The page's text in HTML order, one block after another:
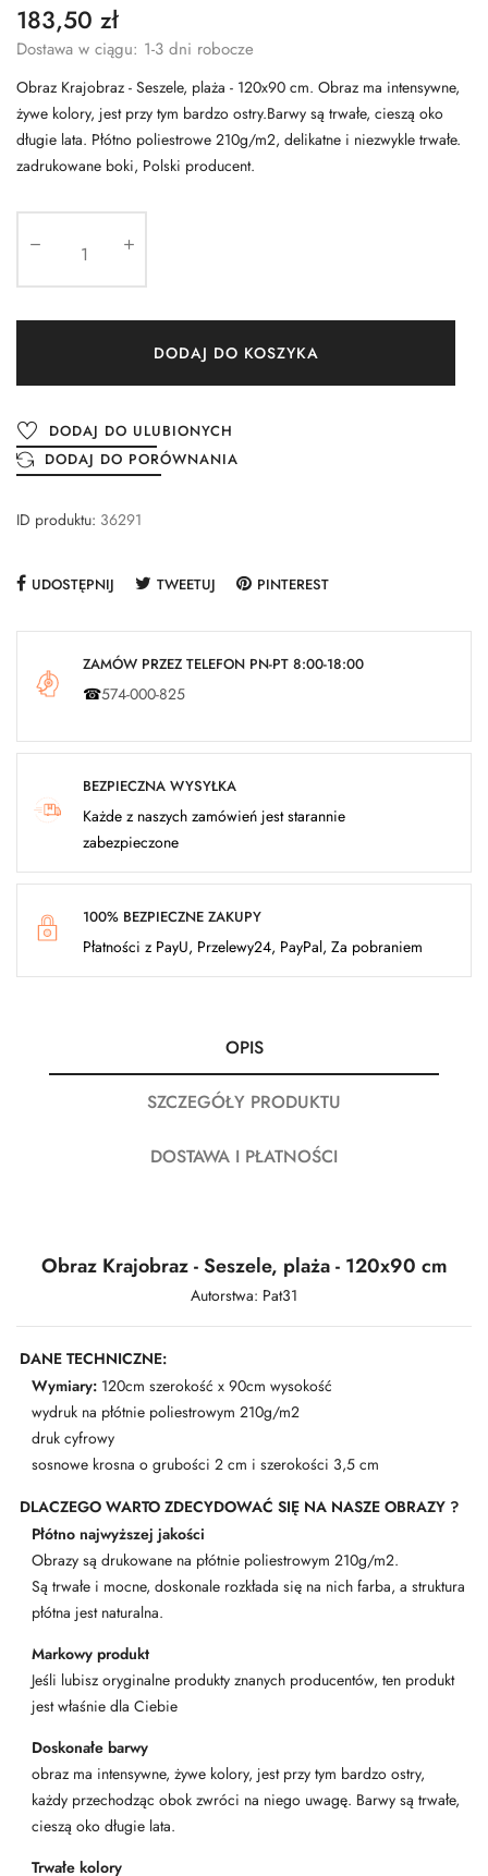
183,50 zł
Dostawa w ciągu: 1-3 dni robocze
Obraz Krajobraz - Seszele, plaża - 120x90 cm. Obraz ma intensywne,
żywe kolory, jest przy tym bardzo ostry.Barwy są trwałe, cieszą oko
długie lata. Płótno poliestrowe 210g/m2, delikatne i niezwykle trwałe.
zadrukowane boki, Polski producent.
DODAJ DO KOSZYKA
DODAJ DO ULUBIONYCH
DODAJ DO PORÓWNANIA
ID produktu: 36291
UDOSTĘPNIJ TWEETUJ PINTEREST
ZAMÓW PRZEZ TELEFON PN-PT 8:00-18:00
☎574-000-825
BEZPIECZNA WYSYŁKA
Każde z naszych zamówień jest starannie
zabezpieczone
100% BEZPIECZNE ZAKUPY
Płatności z PayU, Przelewy24, PayPal, Za pobraniem
OPIS
SZCZEGÓŁY PRODUKTU
DOSTAWA I PŁATNOŚCI
Obraz Krajobraz - Seszele, plaża - 120x90 cm
Autorstwa: Pat31
DANE TECHNICZNE:
Wymiary: 120cm szerokość x 90cm wysokość
wydruk na płótnie poliestrowym 210g/m2
druk cyfrowy
sosnowe krosna o grubości 2 cm i szerokości 3,5 cm
DLACZEGO WARTO ZDECYDOWAĆ SIĘ NA NASZE OBRAZY ?
Płótno najwyższej jakości
Obrazy są drukowane na płótnie poliestrowym 210g/m2.
Są trwałe i mocne, doskonale rozkłada się na nich farba, a struktura
płótna jest naturalna.
Markowy produkt
Jeśli lubisz oryginalne produkty znanych producentów, ten produkt
jest właśnie dla Ciebie
Doskonałe barwy
obraz ma intensywne, żywe kolory, jest przy tym bardzo ostry,
każdy przechodząc obok zwróci na niego uwagę. Barwy są trwałe,
cieszą oko długie lata.
Trwałe kolory